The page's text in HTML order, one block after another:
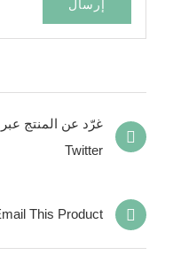
غرّد عن المنتج عبر
Twitter
This Product